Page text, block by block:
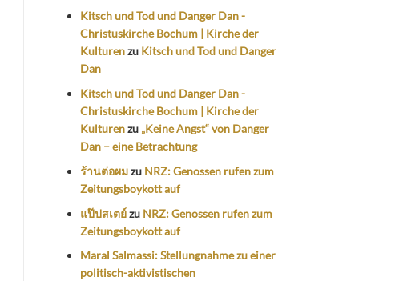
Kitsch und Tod und Danger Dan -
Christuskirche Bochum | Kirche der
Kulturenzu Kitsch und Tod und Danger
Dan
Kitsch und Tod und Danger Dan -
Christuskirche Bochum | Kirche der
Kulturenzu „Keine Angst“ von Danger
Dan – eine Betrachtung
ร้านต่อผมzu NRZ: Genossen rufen zum
Zeitungsboykott auf
แป๊ปสเตย์zu NRZ: Genossen rufen zum
Zeitungsboykott auf
Maral Salmassi: Stellungnahme zu einer
politisch-aktivistischen